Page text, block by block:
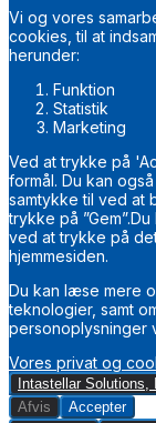
Vi og vores
cookies, til at
herunder:
Funktion
Statistik
Marketing
Ved at trykke på
formål. Du kan
samtykke til ved at
trykke på
ved at trykke på
hjemmesiden.
Du kan læse mere
teknologier, samt
personoplysninger
Vores privat og
Intastellar
Afvis
Accepter